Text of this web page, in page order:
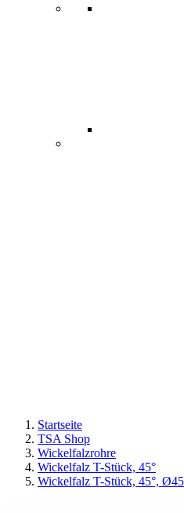
Startseite
TSA Shop
Wickelfalzrohre
Wickelfalz T-Stück, 45°
Wickelfalz T-Stück, 45°,